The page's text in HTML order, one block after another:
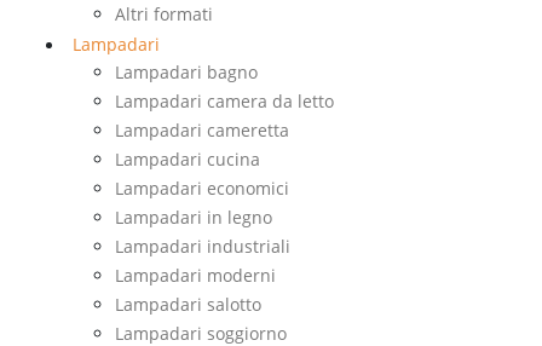
Altri formati
Lampadari
Lampadari bagno
Lampadari camera da letto
Lampadari cameretta
Lampadari cucina
Lampadari economici
Lampadari in legno
Lampadari industriali
Lampadari moderni
Lampadari salotto
Lampadari soggiorno